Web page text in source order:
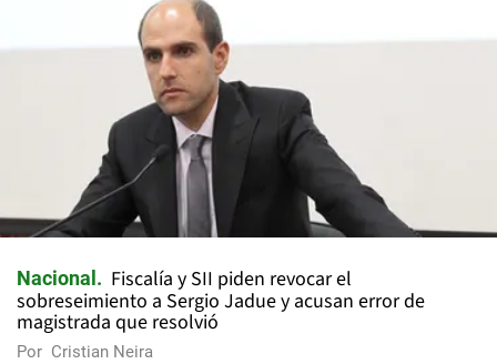
Nacional
Fiscalía y SII piden revocar el
sobreseimiento a Sergio Jadue y acusan error de
magistrada que resolvió
Por Cristian Neira